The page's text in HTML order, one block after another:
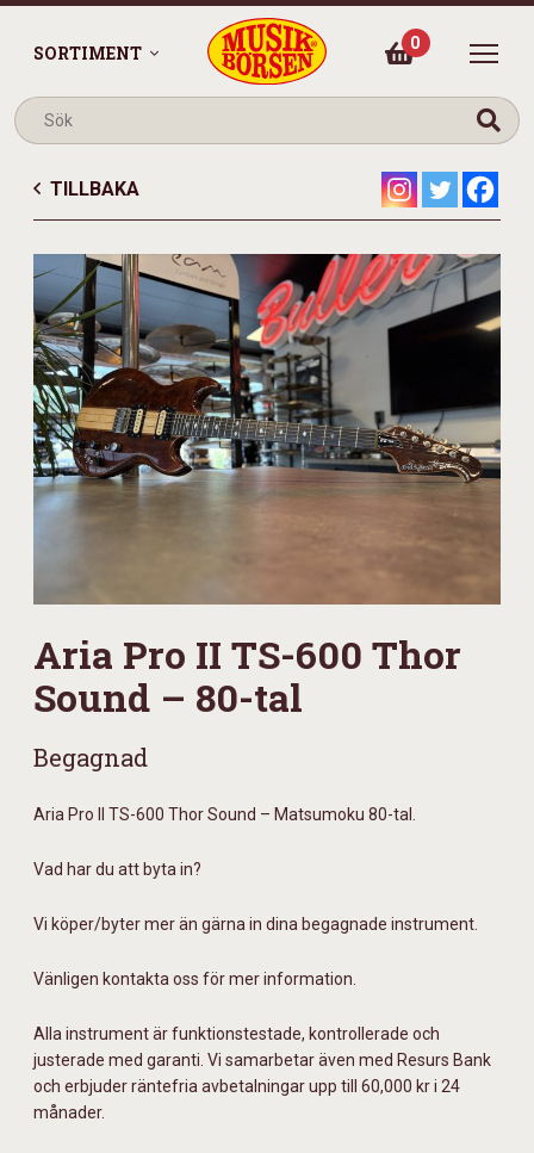
SORTIMENT 0
TILLBAKA
Aria Pro II TS-600 Thor
Sound – 80-tal
Begagnad
Aria Pro II TS-600 Thor Sound – Matsumoku 80-tal.
Vad har du att byta in?
Vi köper/byter mer än gärna in dina begagnade instrument.
Vänligen kontakta oss för mer information.
Alla instrument är funktionstestade, kontrollerade och
justerade med garanti. Vi samarbetar även med Resurs Bank
och erbjuder räntefria avbetalningar upp till 60,000 kr i 24
månader.